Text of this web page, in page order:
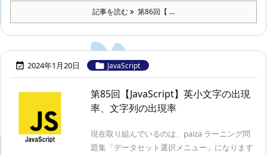
記事を読む 第86回【 ...
 2024年1月20日  JavaScript
第85回【JavaScript】英小文字の出現
率、文字列の出現率
現在取り組んでいるのは、paiza ラーニング問
題集「データセット選択メニュー」になります